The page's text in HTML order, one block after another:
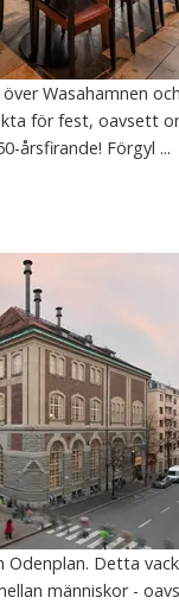
Wasahamnen
för fest, oavsett
årsfirande! Förgyl ...
Detta
människor -